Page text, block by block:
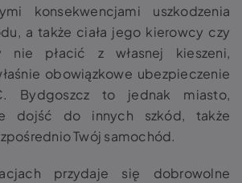
konsekwencjami uszkodzenia
a także ciała jego kierowcy czy
nie płacić z własnej kieszeni,
obowiązkowe ubezpieczenie
Bydgoszcz to jednak miasto,
dojść do innych szkód, także
Twój samochód.
przydaje się dobrowolne